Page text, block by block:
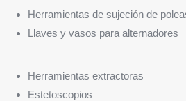
Herramientas de sujeción de
Llaves y vasos para alternadores
Herramientas extractoras
Estetoscopios